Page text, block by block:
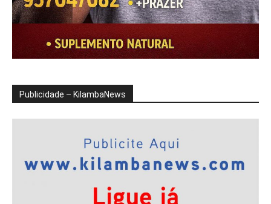
Publicidade – KilambaNews